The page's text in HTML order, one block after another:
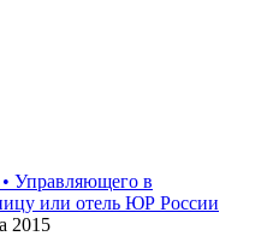
• Управляющего в
или отель ЮР России
2015